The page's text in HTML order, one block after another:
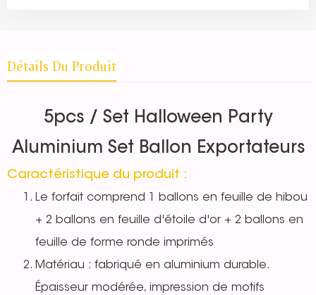
Détails Du Produit
5pcs / Set Halloween Party
Aluminium Set Ballon Exportateurs
Caractéristique du produit :
Le forfait comprend 1 ballons en feuille de hibou
+ 2 ballons en feuille d'étoile d'or + 2 ballons en
feuille de forme ronde imprimés
Matériau : fabriqué en aluminium durable.
Épaisseur modérée, impression de motifs